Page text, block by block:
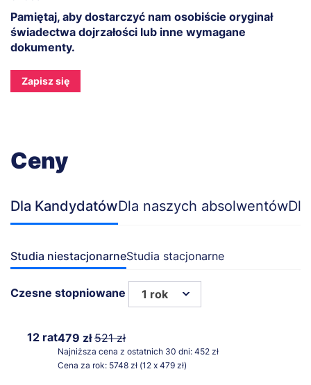
Pamiętaj, aby dostarczyć nam osobiście oryginał
świadectwa dojrzałości lub inne wymagane
dokumenty.
Zapisz się
Ceny
Dla KandydatówDla naszych absolwentów
Studia niestacjonarneStudia stacjonarne
Czesne stopniowane 1 rok
12 rat479 zł521 zł
Najniższa cena z ostatnich 30 dni: 452 zł
Cena za rok: 5748 zł (12 x 479 zł)